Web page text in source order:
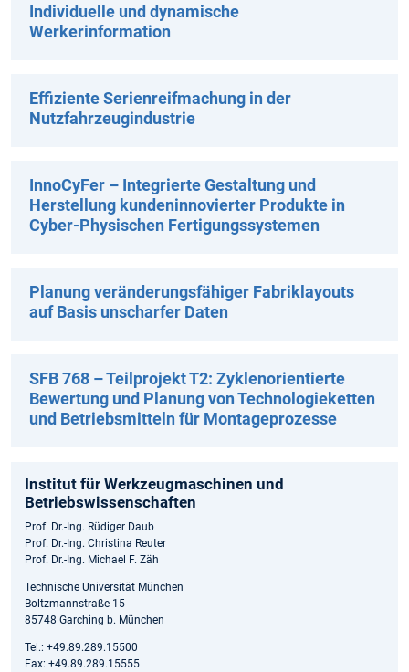
Individuelle und dynamische
Werkerinformation
Effiziente Serienreifmachung in der
Nutzfahrzeugindustrie
InnoCyFer – Integrierte Gestaltung und
Herstellung kundeninnovierter Produkte in
Cyber-Physischen Fertigungssystemen
Planung veränderungsfähiger Fabriklayouts
auf Basis unscharfer Daten
SFB 768 – Teilprojekt T2: Zyklenorientierte
Bewertung und Planung von Technologieketten
und Betriebsmitteln für Montageprozesse
Institut für Werkzeugmaschinen und
Betriebswissenschaften
Prof. Dr.-Ing. Rüdiger Daub
Prof. Dr.-Ing. Christina Reuter
Prof. Dr.-Ing. Michael F. Zäh
Technische Universität München
Boltzmannstraße 15
85748 Garching b. München
Tel.: +49.89.289.15500
Fax: +49.89.289.15555